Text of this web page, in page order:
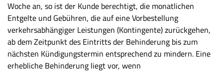
Woche an, so ist der Kunde berechtigt, die monatlichen
Entgelte und Gebühren, die auf eine Vorbestellung
verkehrsabhängiger Leistungen (Kontingente) zurückgehen,
ab dem Zeitpunkt des Eintritts der Behinderung bis zum
nächsten Kündigungstermin entsprechend zu mindern. Eine
erhebliche Behinderung liegt vor, wenn